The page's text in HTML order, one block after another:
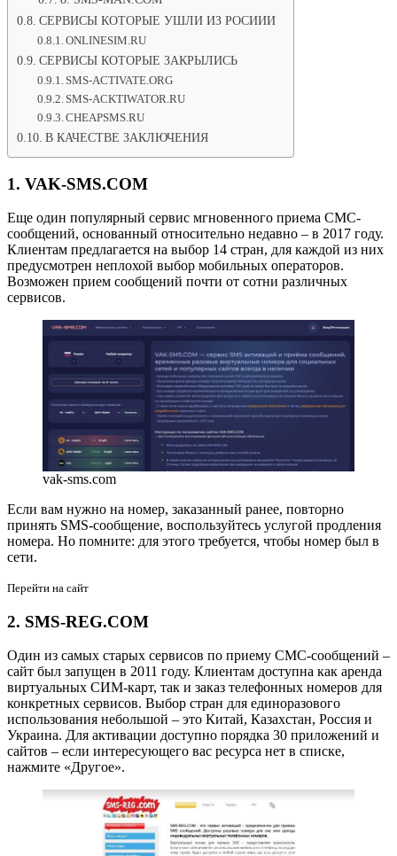
СЕРВИСЫ КОТОРЫЕ УШЛИ ИЗ РОСИИИ
ONLINESIM.RU
СЕРВИСЫ КОТОРЫЕ ЗАКРЫЛИСЬ
SMS-ACTIVATE.ORG
SMS-ACKTIWATOR.RU
CHEAPSMS.RU
В КАЧЕСТВЕ ЗАКЛЮЧЕНИЯ
1. VAK-SMS.COM
Еще один популярный сервис мгновенного приема СМС-
сообщений, основанный относительно недавно – в 2017 году.
Клиентам предлагается на выбор 14 стран, для каждой из них
предусмотрен неплохой выбор мобильных операторов.
Возможен прием сообщений почти от сотни различных
сервисов.
vak-sms.com
Если вам нужно на номер, заказанный ранее, повторно
принять SMS-сообщение, воспользуйтесь услугой продления
номера. Но помните: для этого требуется, чтобы номер был в
сети.
Перейти на сайт
2. SMS-REG.COM
Один из самых старых сервисов по приему СМС-сообщений –
сайт был запущен в 2011 году. Клиентам доступна как аренда
виртуальных СИМ-карт, так и заказ телефонных номеров для
конкретных сервисов. Выбор стран для единоразового
использования небольшой – это Китай, Казахстан, Россия и
Украина. Для активации доступно порядка 30 приложений и
сайтов – если интересующего вас ресурса нет в списке,
нажмите «Другое».